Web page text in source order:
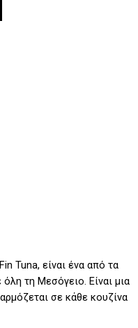
Tuna, είναι ένα από τα
τη Μεσόγειο. Είναι μια
σε κάθε κουζίνα